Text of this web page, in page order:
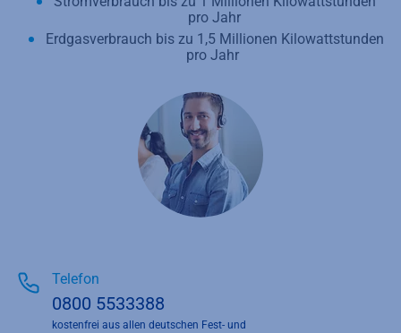
pro Jahr
Erdgasverbrauch bis zu 1,5 Millionen Kilowattstunden
pro Jahr
Telefon
0800 5533388
kostenfrei aus allen deutschen Fest- und